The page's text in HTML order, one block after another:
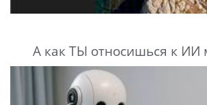
А как ТЫ относишься к ИИ